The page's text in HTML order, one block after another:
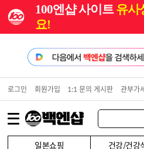
100엔샵 사이트유사
요!
일본쇼핑 건강/건강
로그인 회원가입 1:1 문의 게시판 관부가